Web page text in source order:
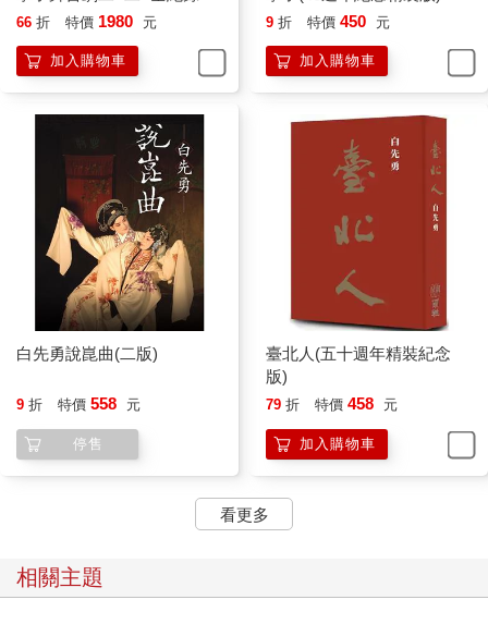
66 折 特價 1980 元
加入購物車
9 折 特價 450 元
加入購物車
白先勇說崑曲(二版)
9 折 特價 558 元
停售
臺北人(五十週年精裝紀念
版)
79 折 特價 458 元
加入購物車
看更多
相關主題